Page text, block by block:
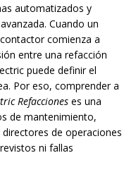
automatizados y
Cuando un
comienza a
entre una refacción
puede definir el
Por eso, comprender a
Refacciones es una
de mantenimiento,
de operaciones
ni fallas